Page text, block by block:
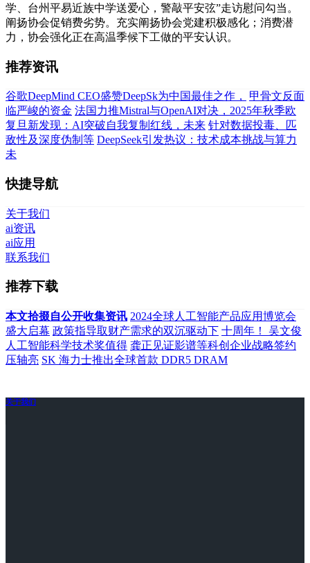
学、台州平易近族中学送爱心，警敲平安弦”走访慰问勾当。
阐扬协会促销费劣势。充实阐扬协会党建积极感化；消费潜
力，协会强化正在高温季候下工做的平安认识。
推荐资讯
谷歌DeepMind CEO盛赞DeepSk为中国最佳之作，
甲骨文反面
临严峻的资金 法国力推Mistral与OpenAI对决，2025年秋季欧
复旦新发现：AI突破自我复制红线，未来 针对数据投毒、匹
敌性及深度伪制等 DeepSeek引发热议：技术成本挑战与算力
未
快捷导航
关于我们
ai资讯
ai应用
联系我们
推荐下载
本文拾掇自公开收集资讯 2024全球人工智能产品应用博览会
盛大启幕 政策指导取财产需求的双沉驱动下 十周年！ 吴文俊
人工智能科学技术奖值得 龚正见证影谱等科创企业战略签约
压轴亮 SK 海力士推出全球首款 DDR5 DRAM
关于我们